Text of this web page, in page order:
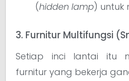
(hidden lamp) untuk
3. Furnitur Multifungsi
Setiap inci lantai itu
furnitur yang bekerja